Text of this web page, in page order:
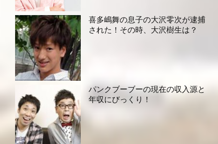
喜多嶋舞の息子の大沢零次が逮捕
された！その時、大沢樹生は？
パンクブーブーの現在の収入源と
年収にびっくり！